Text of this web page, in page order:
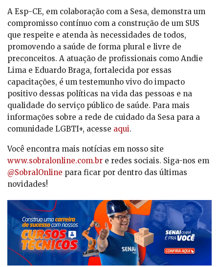
A Esp-CE, em colaboração com a Sesa, demonstra um
compromisso contínuo com a construção de um SUS
que respeite e atenda às necessidades de todos,
promovendo a saúde de forma plural e livre de
preconceitos. A atuação de profissionais como Andie
Lima e Eduardo Braga, fortalecida por essas
capacitações, é um testemunho vivo do impacto
positivo dessas políticas na vida das pessoas e na
qualidade do serviço público de saúde. Para mais
informações sobre a rede de cuidado da Sesa para a
comunidade LGBTI+, acesse aqui.
Você encontra mais notícias em nosso site
www.sobralonline.com.br e redes sociais. Siga-nos em
@SobralOnline para ficar por dentro das últimas
novidades!